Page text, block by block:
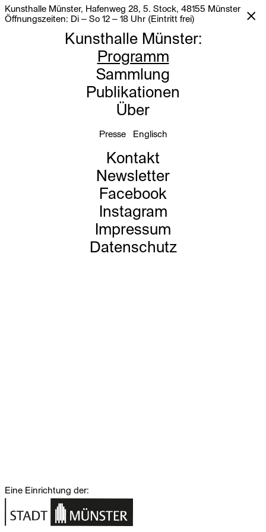
Kunsthalle Münster, Hafenweg 28, 5. Stock, 48155 Münster
Öffnungszeiten: Di – So 12 – 18 Uhr (Eintritt frei)
Kunsthalle Münster:
Programm
Sammlung
Publikationen
Über
Presse Englisch
Kontakt
Newsletter
Facebook
Instagram
Impressum
Datenschutz
Eine Einrichtung der: